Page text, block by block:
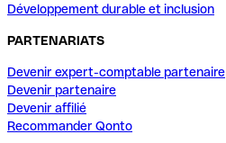
Développement durable et inclusion
PARTENARIATS
Devenir expert-comptable partenaire
Devenir partenaire
Devenir affilié
Recommander Qonto